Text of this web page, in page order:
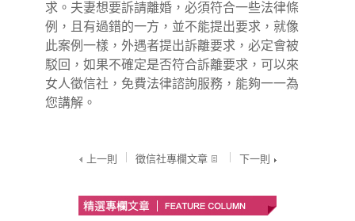
求。夫妻想要訴請離婚，必須符合一些法律條
例，且有過錯的一方，並不能提出要求，就像
此案例一樣，外遇者提出訴離要求，必定會被
駁回，如果不確定是否符合訴離要求，可以來
女人徵信社，免費法律諮詢服務，能夠一一為
您講解。
上一則 徵信社專欄文章 下一則